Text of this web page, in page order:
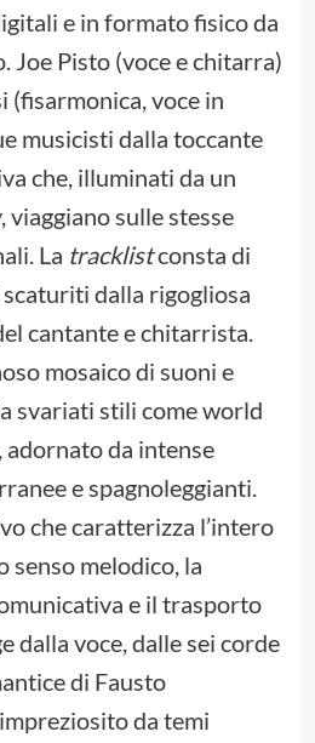
e in formato fisico da
Joe Pisto (voce e chitarra)
(fisarmonica, voce in
musicisti dalla toccante
che, illuminati da un
sulle stesse
La tracklistconsta di
dalla rigogliosa
cantante e chitarrista.
mosaico di suoni e
svariati stili come world
adornato da intense
e spagnoleggianti.
che caratterizza l’intero
senso melodico, la
e il trasporto
dalla voce, dalle sei corde
di Fausto
da temi